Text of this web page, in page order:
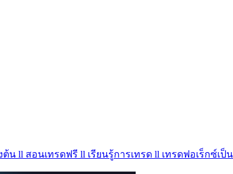
ต้น ll สอนเทรดฟรี ll เรียนรู้การเทรด ll เทรดฟอเร็กซ์เป็